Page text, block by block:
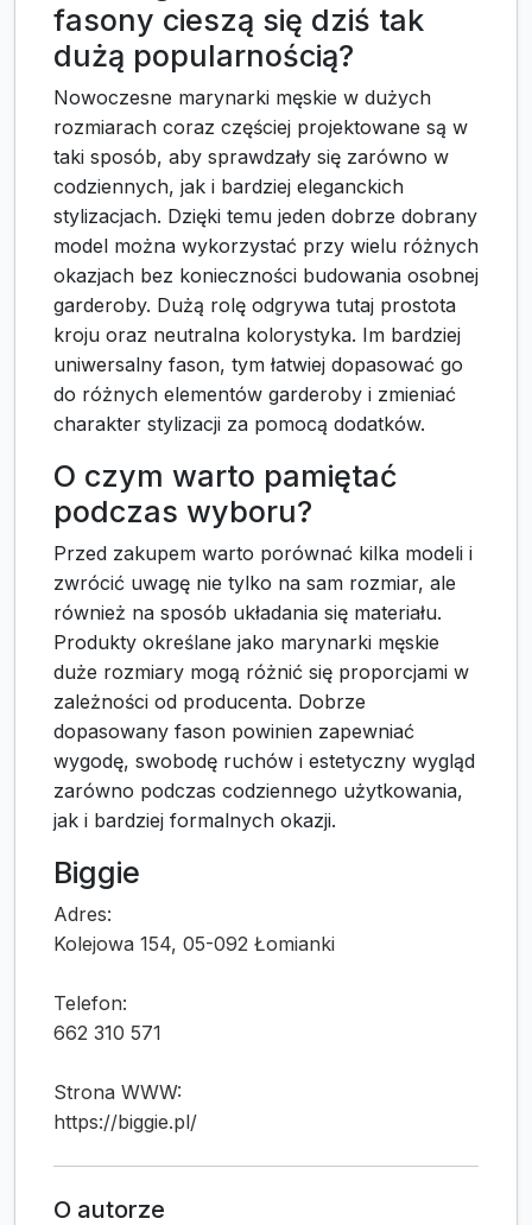
fasony cieszą się dziś tak
dużą popularnością?
Nowoczesne marynarki męskie w dużych
rozmiarach coraz częściej projektowane są w
taki sposób, aby sprawdzały się zarówno w
codziennych, jak i bardziej eleganckich
stylizacjach. Dzięki temu jeden dobrze dobrany
model można wykorzystać przy wielu różnych
okazjach bez konieczności budowania osobnej
garderoby. Dużą rolę odgrywa tutaj prostota
kroju oraz neutralna kolorystyka. Im bardziej
uniwersalny fason, tym łatwiej dopasować go
do różnych elementów garderoby i zmieniać
charakter stylizacji za pomocą dodatków.
O czym warto pamiętać
podczas wyboru?
Przed zakupem warto porównać kilka modeli i
zwrócić uwagę nie tylko na sam rozmiar, ale
również na sposób układania się materiału.
Produkty określane jako marynarki męskie
duże rozmiary mogą różnić się proporcjami w
zależności od producenta. Dobrze
dopasowany fason powinien zapewniać
wygodę, swobodę ruchów i estetyczny wygląd
zarówno podczas codziennego użytkowania,
jak i bardziej formalnych okazji.
Biggie
Adres:
Kolejowa 154, 05-092 Łomianki
Telefon:
662 310 571
Strona WWW:
https://biggie.pl/
O autorze